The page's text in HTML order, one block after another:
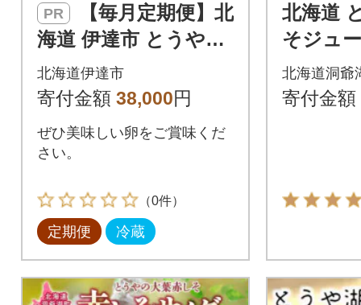
PR
海道 伊達市 とうや湖
玉子 鉄 40個 入り全3
回
北海道伊達市
寄付金額 38,000円
ぜひ美味しい卵をご賞味くだ
さい。
（0件）
定期便 冷蔵
北海道
そジュ
希釈用
とうや
北海道洞爺
寄付金額